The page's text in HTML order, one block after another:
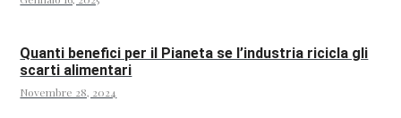
Quanti benefici per il Pianeta se l’industria ricicla gli
scarti alimentari
Novembre 28, 2024